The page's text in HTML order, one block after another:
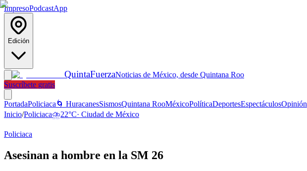
ImpresoPodcastApp
Edición
QuintaFuerzaNoticias de México, desde Quintana Roo
Suscríbete gratis
PortadaPoliciaca 🌀 HuracanesSismosQuintana RooMéxicoPolíticaDeportesEspectáculosOpinión
Inicio/Policiaca⛈️22°C· Ciudad de México
Policiaca
Asesinan a hombre en la SM 26